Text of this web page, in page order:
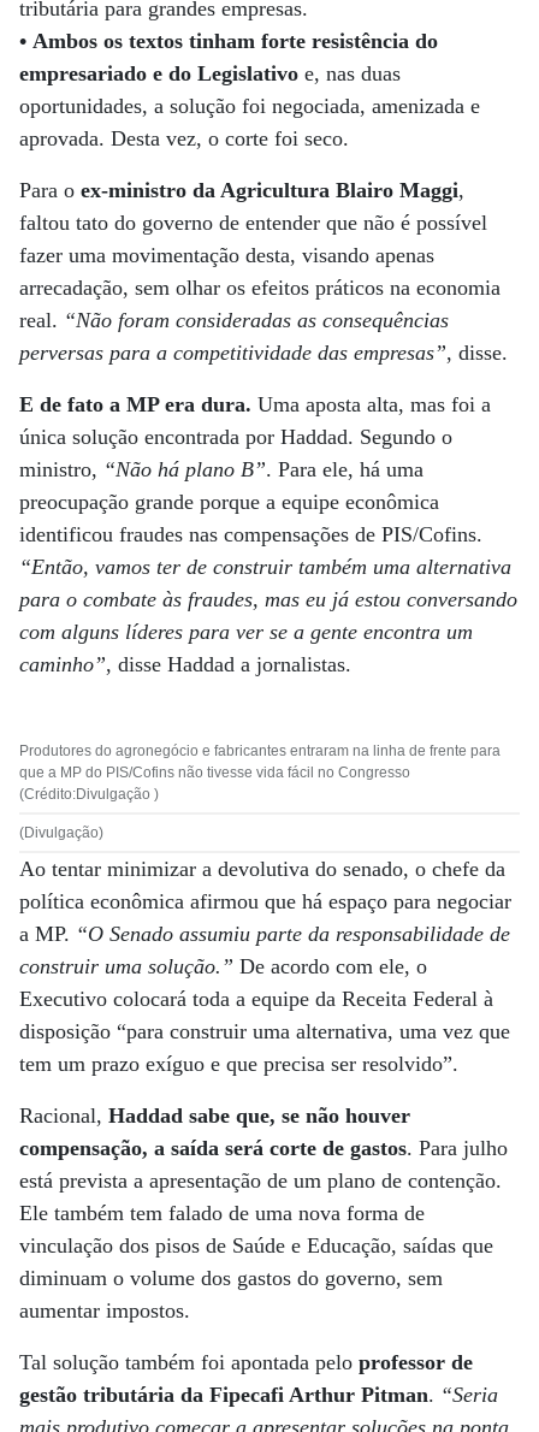
tributária para grandes empresas.
• Ambos os textos tinham forte resistência do
empresariado e do Legislativo e, nas duas
oportunidades, a solução foi negociada, amenizada e
aprovada. Desta vez, o corte foi seco.
Para o ex-ministro da Agricultura Blairo Maggi,
faltou tato do governo de entender que não é possível
fazer uma movimentação desta, visando apenas
arrecadação, sem olhar os efeitos práticos na economia
real. “Não foram consideradas as consequências
perversas para a competitividade das empresas”, disse.
E de fato a MP era dura. Uma aposta alta, mas foi a
única solução encontrada por Haddad. Segundo o
ministro, “Não há plano B”. Para ele, há uma
preocupação grande porque a equipe econômica
identificou fraudes nas compensações de PIS/Cofins.
“Então, vamos ter de construir também uma alternativa
para o combate às fraudes, mas eu já estou conversando
com alguns líderes para ver se a gente encontra um
caminho”, disse Haddad a jornalistas.
Produtores do agronegócio e fabricantes entraram na linha de frente para
que a MP do PIS/Cofins não tivesse vida fácil no Congresso
(Crédito:Divulgação )
(Divulgação)
Ao tentar minimizar a devolutiva do senado, o chefe da
política econômica afirmou que há espaço para negociar
a MP. “O Senado assumiu parte da responsabilidade de
construir uma solução.” De acordo com ele, o
Executivo colocará toda a equipe da Receita Federal à
disposição “para construir uma alternativa, uma vez que
tem um prazo exíguo e que precisa ser resolvido”.
Racional, Haddad sabe que, se não houver
compensação, a saída será corte de gastos. Para julho
está prevista a apresentação de um plano de contenção.
Ele também tem falado de uma nova forma de
vinculação dos pisos de Saúde e Educação, saídas que
diminuam o volume dos gastos do governo, sem
aumentar impostos.
Tal solução também foi apontada pelo professor de
gestão tributária da Fipecafi Arthur Pitman. “Seria
mais produtivo começar a apresentar soluções na ponta